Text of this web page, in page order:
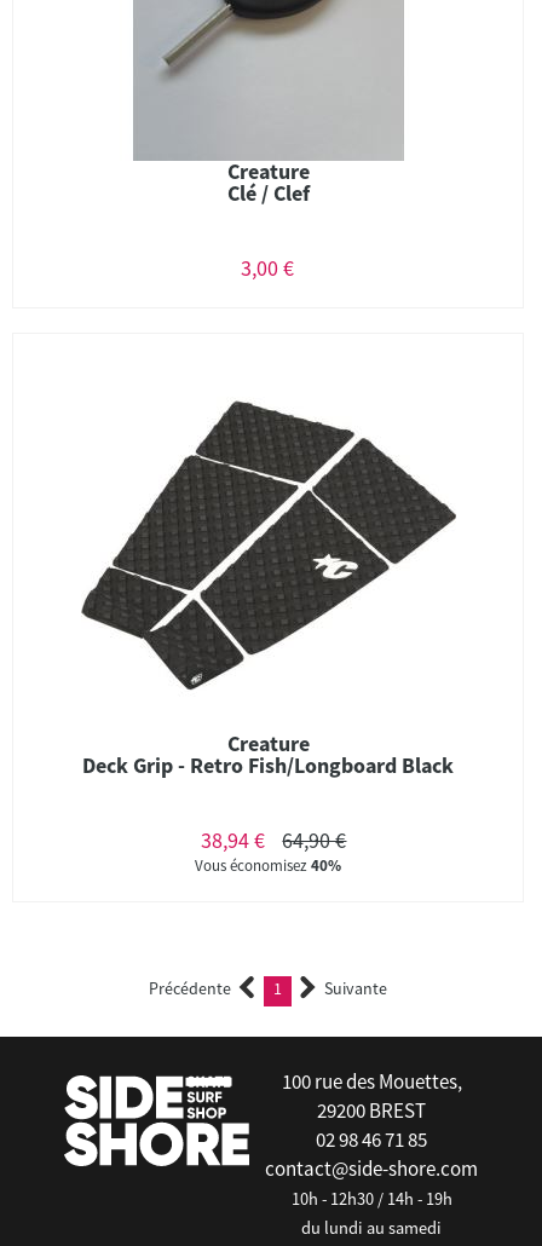
Creature
Clé / Clef
3,00 €
Creature
Deck Grip - Retro Fish/Longboard Black
38,94 € 64,90 €
Vous économisez40%
Précédente 1 (current)Suivante
100 rue des Mouettes,
29200 BREST
02 98 46 71 85
contact@side-shore.com
10h - 12h30 / 14h - 19h
du lundi au samedi